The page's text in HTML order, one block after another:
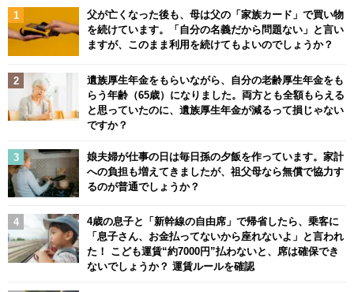
父が亡くなった後も、母は父の「家族カード」で買い物
を続けています。「自分の名義だから問題ない」と言い
ますが、このまま利用を続けてもよいのでしょうか？
遺族厚生年金をもらいながら、自分の老齢厚生年金をも
らう年齢（65歳）になりました。両方とも全額もらえる
と思っていたのに、遺族厚生年金が減るって損じゃない
ですか？
娘夫婦が仕事の日は毎日孫の夕飯を作っています。家計
への負担も増えてきましたが、祖父母なら無償で協力す
るのが普通でしょうか？
4歳の息子と「新幹線の自由席」で帰省したら、乗客に
「息子さん、お金払ってないから座れないよ」と言われ
た！ こども運賃“約7000円”払わないと、席は確保でき
ないでしょうか？ 運賃ルールを確認